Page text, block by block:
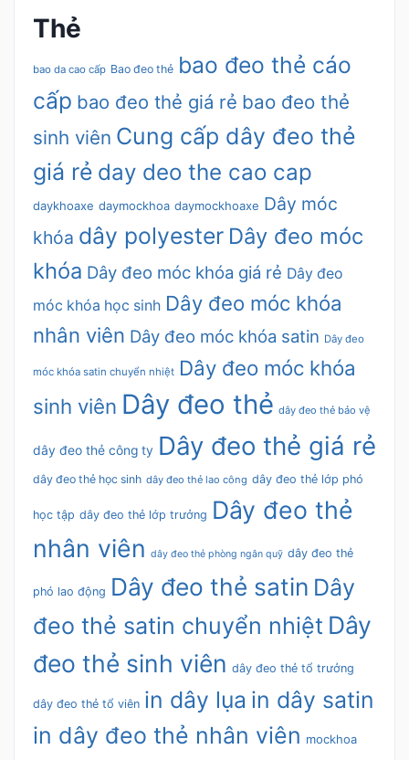
Thẻ
bao da cao cấp Bao đeo thẻ bao đeo thẻ cáo
cấp bao đeo thẻ giá rẻ bao đeo thẻ
sinh viên Cung cấp dây đeo thẻ
giá rẻ day deo the cao cap
daykhoaxe daymockhoa daymockhoaxe Dây móc
khóa dây polyester Dây đeo móc
khóa Dây đeo móc khóa giá rẻ Dây đeo
móc khóa học sinh Dây đeo móc khóa
nhân viên Dây đeo móc khóa satin Dây đeo
móc khóa satin chuyển nhiệt Dây đeo móc khóa
sinh viên Dây đeo thẻ dây đeo thẻ bảo vệ
dây đeo thẻ công ty Dây đeo thẻ giá rẻ
dây đeo thẻ học sinh dây đeo thẻ lao công dây đeo thẻ lớp phó
học tập dây đeo thẻ lớp trưởng Dây đeo thẻ
nhân viên dây đeo thẻ phòng ngân quỹ dây đeo thẻ
phó lao động Dây đeo thẻ satin Dây
đeo thẻ satin chuyển nhiệt Dây
đeo thẻ sinh viên dây đeo thẻ tổ trưởng
dây đeo thẻ tổ viên in dây lụa in dây satin
in dây đeo thẻ nhân viên mockhoa